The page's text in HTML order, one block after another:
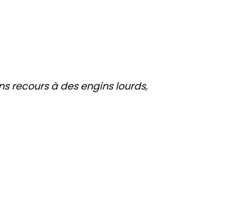
recours à des engins lourds,